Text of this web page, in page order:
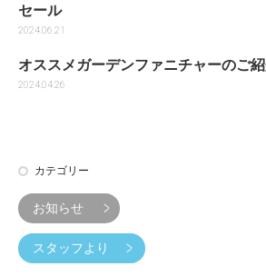
セール
2024.06.21
オススメガーデンファニチャーのご紹
2024.04.26
カテゴリー
お知らせ
スタッフより